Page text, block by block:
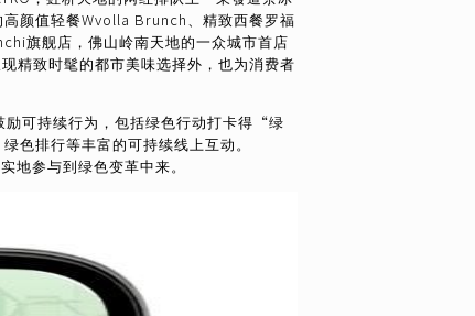
颜值轻餐Wvolla Brunch、精致西餐罗福
旗舰店，佛山岭南天地的一众城市首店
精致时髦的都市美味选择外，也为消费者
可持续行为，包括绿色行动打卡得“绿
排行等丰富的可持续线上互动。
地参与到绿色变革中来。